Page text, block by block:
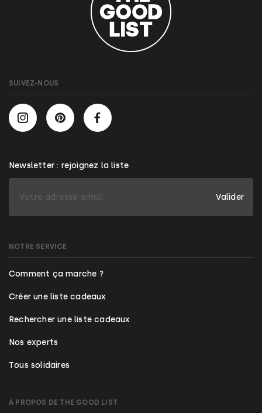
NOTRE SERVICE
Comment ça marche ?
Créer une liste cadeaux
Rechercher une liste cadeaux
Nos experts
Tous solidaires
À PROPOS DE THE GOOD LIST
SUIVEZ-NOUS
Newsletter : rejoignez la liste
Valider